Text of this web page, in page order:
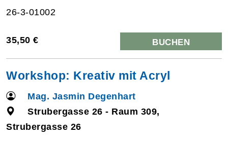
26-3-01002
35,50 € BUCHEN
Workshop: Kreativ mit Acryl
Mag. Jasmin Degenhart
Strubergasse 26 - Raum 309,
Strubergasse 26